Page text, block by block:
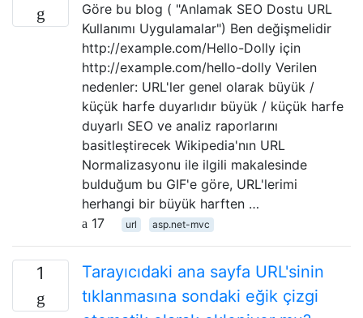
Göre bu blog ( "Anlamak SEO Dostu URL
Kullanımı Uygulamalar") Ben değişmelidir
http://example.com/Hello-Dolly için
http://example.com/hello-dolly Verilen
nedenler: URL'ler genel olarak büyük /
küçük harfe duyarlıdır büyük / küçük harfe
duyarlı SEO ve analiz raporlarını
basitleştirecek Wikipedia'nın URL
Normalizasyonu ile ilgili makalesinde
bulduğum bu GIF'e göre, URL'lerimi
herhangi bir büyük harften …
17
url asp.net-mvc
1
Tarayıcıdaki ana sayfa URL'sinin
tıklanmasına sondaki eğik çizgi